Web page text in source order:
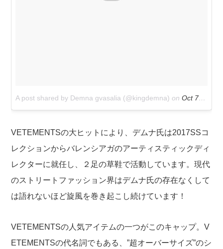
A post shared by Demna gvasalia (@kingdemna) onOct 7, 2016 at 9:43am PDT
VETEMENTSの大ヒットにより、デムナ氏は2017SSコ
レクションからバレンシアガのアーティスティックディ
レクターに就任し、２足の草鞋で活動しています。現代
のストリートファッション界はデムナ氏の存在なくして
は語れないほど旋風を巻き起こし続けています！
VETEMENTSの人気アイテムの一つがこのキャップ。V
ETEMENTSの代名詞でもある、”超オーバーサイズ”のシ